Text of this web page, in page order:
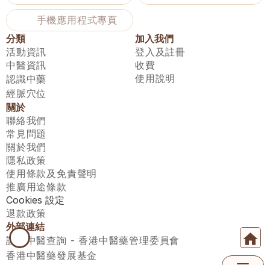
手機應用程式專頁
分類
活動資訊
中醫資訊
認識中藥
經脈穴位
加入我們
登入及註冊
收費
使用說明
關於
聯絡我們
常見問題
關於我們
隱私政策
使用條款及免責聲明
推廣用途條款
Cookies 設定
退款政策
外部連結
註冊中醫查詢 - 香港中醫藥管理委員會
香港中醫藥發展基金